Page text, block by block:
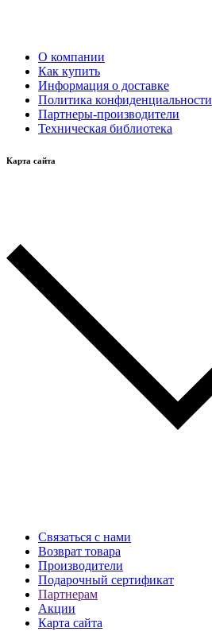
О компании
Как купить
Информация о доставке
Политика конфиденциальности
Партнеры-производители
Техническая библиотека
Карта сайта
Связаться с нами
Возврат товара
Производители
Подарочный сертификат
Партнерам
Акции
Карта сайта